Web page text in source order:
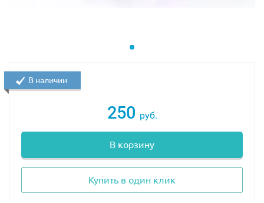
250 руб.
В корзину
Купить в один клик
В наличии